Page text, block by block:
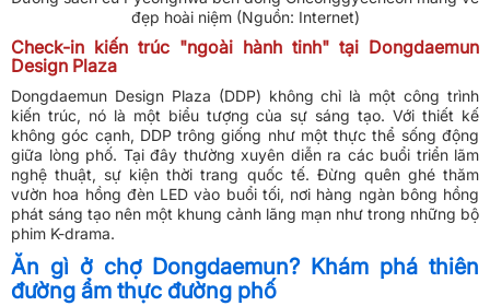
đẹp hoài niệm (Nguồn: Internet)
Check-in kiến trúc "ngoài hành tinh" tại Dongdaemun
Design Plaza
Dongdaemun Design Plaza (DDP) không chỉ là một công trình
kiến trúc, nó là một biểu tượng của sự sáng tạo. Với thiết kế
không góc cạnh, DDP trông giống như một thực thể sống động
giữa lòng phố. Tại đây thường xuyên diễn ra các buổi triển lãm
nghệ thuật, sự kiện thời trang quốc tế. Đừng quên ghé thăm
vườn hoa hồng đèn LED vào buổi tối, nơi hàng ngàn bông hồng
phát sáng tạo nên một khung cảnh lãng mạn như trong những bộ
phim K-drama.
Ăn gì ở chợ Dongdaemun? Khám phá thiên
đường ẩm thực đường phố